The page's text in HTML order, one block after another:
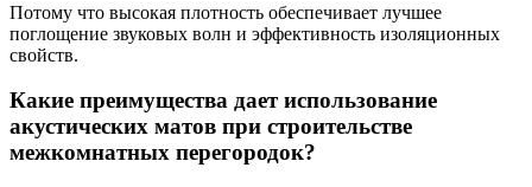
Потому что высокая плотность обеспечивает лучшее
поглощение звуковых волн и эффективность изоляционных
свойств.
Какие преимущества дает использование
акустических матов при строительстве
межкомнатных перегородок?